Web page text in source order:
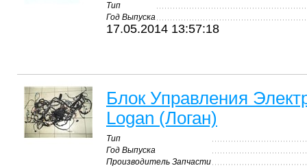
Тип
Год Выпуска
17.05.2014 13:57:18
Блок Управления
Logan (Логан)
Тип
Год Выпуска
Производитель Запчасти